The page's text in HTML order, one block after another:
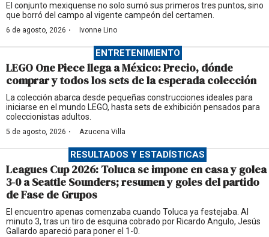
El conjunto mexiquense no solo sumó sus primeros tres puntos, sino
que borró del campo al vigente campeón del certamen.
6 de agosto, 2026 · Ivonne Lino
ENTRETENIMIENTO
LEGO One Piece llega a México: Precio, dónde
comprar y todos los sets de la esperada colección
La colección abarca desde pequeñas construcciones ideales para
iniciarse en el mundo LEGO, hasta sets de exhibición pensados para
coleccionistas adultos.
5 de agosto, 2026 · Azucena Villa
RESULTADOS Y ESTADÍSTICAS
Leagues Cup 2026: Toluca se impone en casa y golea
3-0 a Seattle Sounders; resumen y goles del partido
de Fase de Grupos
El encuentro apenas comenzaba cuando Toluca ya festejaba. Al
minuto 3, tras un tiro de esquina cobrado por Ricardo Angulo, Jesús
Gallardo apareció para poner el 1-0.